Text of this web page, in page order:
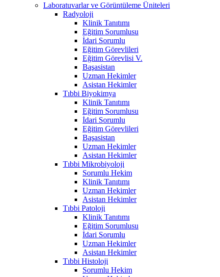
Laboratuvarlar ve Görüntüleme Üniteleri
Radyoloji
Klinik Tanıtımı
Eğitim Sorumlusu
İdari Sorumlu
Eğitim Görevlileri
Eğitim Görevlisi V.
Başasistan
Uzman Hekimler
Asistan Hekimler
Tıbbi Biyokimya
Klinik Tanıtımı
Eğitim Sorumlusu
İdari Sorumlu
Eğitim Görevlileri
Başasistan
Uzman Hekimler
Asistan Hekimler
Tıbbi Mikrobiyoloji
Sorumlu Hekim
Klinik Tanıtımı
Uzman Hekimler
Asistan Hekimler
Tıbbi Patoloji
Klinik Tanıtımı
Eğitim Sorumlusu
İdari Sorumlu
Uzman Hekimler
Asistan Hekimler
Tıbbi Histoloji
Sorumlu Hekim